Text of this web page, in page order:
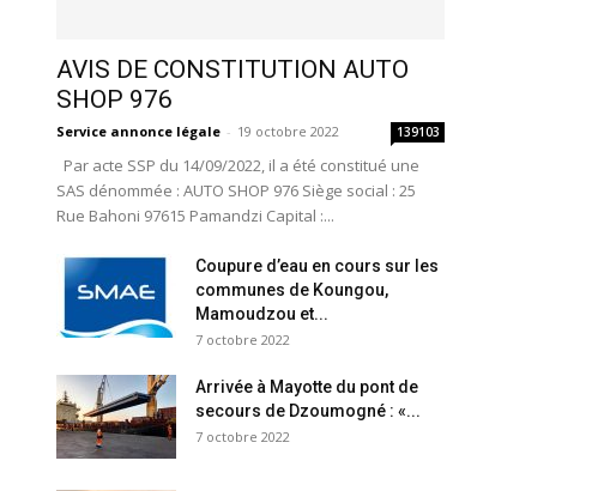
AVIS DE CONSTITUTION AUTO
SHOP 976
Service annonce légale - 19 octobre 2022 139103
Par acte SSP du 14/09/2022, il a été constitué une
SAS dénommée : AUTO SHOP 976 Siège social : 25
Rue Bahoni 97615 Pamandzi Capital :...
Coupure d’eau en cours sur les
communes de Koungou,
Mamoudzou et...
7 octobre 2022
Arrivée à Mayotte du pont de
secours de Dzoumogné : «...
7 octobre 2022